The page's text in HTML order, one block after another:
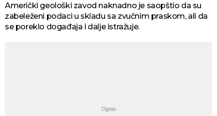
Američki geološki zavod naknadno je saopštio da su
zabeleženi podaci u skladu sa zvučnim praskom, ali da
se poreklo događaja i dalje istražuje.